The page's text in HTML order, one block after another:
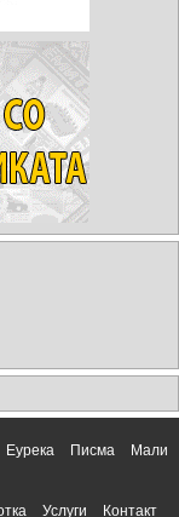
Еурека Писма
Мали
Услуги Контакт